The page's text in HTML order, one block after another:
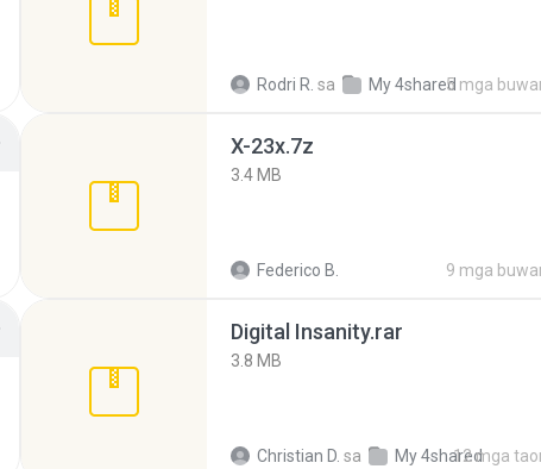
Rodri R. sa My 4shared5 mga
X-23x.7z
3.4 MB
Federico B. 9 mga
Digital Insanity.rar
3.8 MB
Christian D. sa My 4shared12 mga